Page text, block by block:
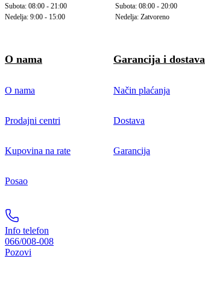
Subota: 08:00 - 21:00
Nedelja: 9:00 - 15:00
Subota: 08:00 - 20:00
Nedelja: Zatvoreno
O nama
O nama
Prodajni centri
Kupovina na rate
Posao
Garancija i dostava
Način plaćanja
Dostava
Garancija
Info telefon
066/008-008
Pozovi